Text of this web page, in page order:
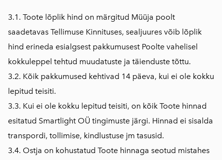
3.1. Toote lõplik hind on märgitud Müüja poolt
saadetavas Tellimuse Kinnituses, sealjuures võib lõplik
hind erineda esialgsest pakkumusest Poolte vahelisel
kokkuleppel tehtud muudatuste ja täienduste tõttu.
3.2. Kõik pakkumused kehtivad 14 päeva, kui ei ole kokku
lepitud teisiti.
3.3. Kui ei ole kokku lepitud teisiti, on kõik Toote hinnad
esitatud Smartlight OÜ tingimuste järgi. Hinnad ei sisalda
transpordi, tollimise, kindlustuse jm tasusid.
3.4. Ostja on kohustatud Toote hinnaga seotud mistahes